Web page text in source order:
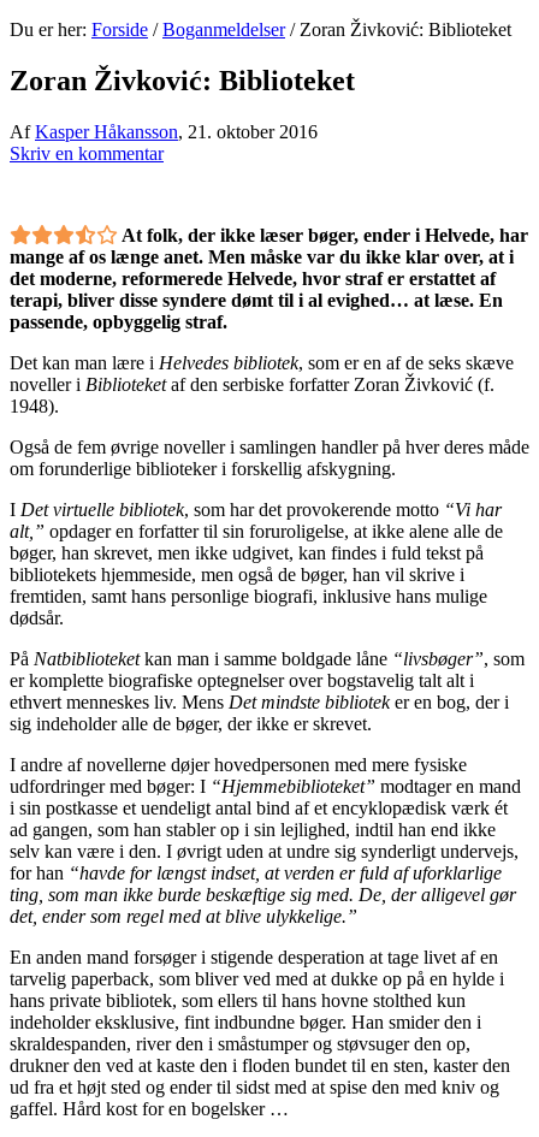
Du er her: Forside / Boganmeldelser /Zoran Živković: Biblioteket
Zoran Živković: Biblioteket
AfKasper Håkansson, 21. oktober 2016
Skriv en kommentar
At folk, der ikke læser bøger, ender i Helvede, har
mange af os længe anet. Men måske var du ikke klar over, at i
det moderne, reformerede Helvede, hvor straf er erstattet af
terapi, bliver disse syndere dømt til i al evighed… at læse. En
passende, opbyggelig straf.
Det kan man lære i Helvedes bibliotek, som er en af de seks skæve
noveller i Biblioteketaf den serbiske forfatter Zoran Živković (f.
1948).
Også de fem øvrige noveller i samlingen handler på hver deres måde
om forunderlige biblioteker i forskellig afskygning.
I Det virtuelle bibliotek, som har det provokerende motto “Vi har
alt,” opdager en forfatter til sin foruroligelse, at ikke alene alle de
bøger, han skrevet, men ikke udgivet, kan findes i fuld tekst på
bibliotekets hjemmeside, men også de bøger, han vil skrive i
fremtiden, samt hans personlige biografi, inklusive hans mulige
dødsår.
På Natbiblioteketkan man i samme boldgade låne “livsbøger”, som
er komplette biografiske optegnelser over bogstavelig talt alt i
ethvert menneskes liv. Mens Det mindste biblioteker en bog, der i
sig indeholder alle de bøger, der ikke er skrevet.
I andre af novellerne døjer hovedpersonen med mere fysiske
udfordringer med bøger: I “Hjemmebiblioteket” modtager en mand
i sin postkasse et uendeligt antal bind af et encyklopædisk værk ét
ad gangen, som han stabler op i sin lejlighed, indtil han end ikke
selv kan være i den. I øvrigt uden at undre sig synderligt undervejs,
for han “havde for længst indset, at verden er fuld af uforklarlige
ting, som man ikke burde beskæftige sig med. De, der alligevel gør
det, ender som regel med at blive ulykkelige.”
En anden mand forsøger i stigende desperation at tage livet af en
tarvelig paperback, som bliver ved med at dukke op på en hylde i
hans private bibliotek, som ellers til hans hovne stolthed kun
indeholder eksklusive, fint indbundne bøger. Han smider den i
skraldespanden, river den i småstumper og støvsuger den op,
drukner den ved at kaste den i floden bundet til en sten, kaster den
ud fra et højt sted og ender til sidst med at spise den med kniv og
gaffel. Hård kost for en bogelsker …